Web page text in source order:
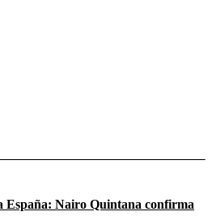
España: Nairo Quintana confirma